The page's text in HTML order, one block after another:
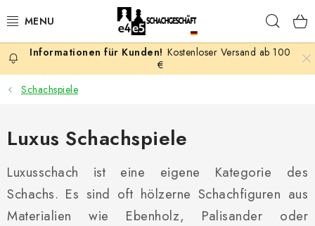
Inhalt
AKTION
SCHACHSPIELE
SCHACHFIGUREN
SCHACHBRETTER
SCHACHUHREN
Kostenloser Versand ab 100
€
Schachspiele
Luxus Schachspiele
Luxusschach ist eine eigene Kategorie des
Schachs. Es sind oft hölzerne Schachfiguren aus
Materialien wie Ebenholz, Palisander oder